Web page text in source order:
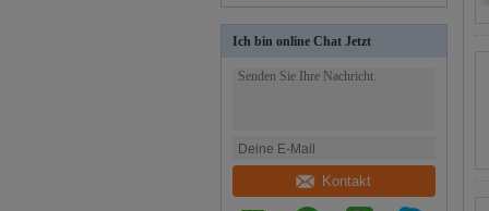
Ich bin online Chat Jetzt
Kontakt